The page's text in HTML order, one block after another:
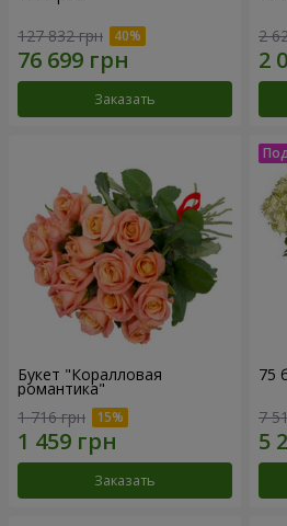
127 832 грн
Заказать
2
Букет "Коралловая
романтика"
1 716 грн
Заказать
75
7